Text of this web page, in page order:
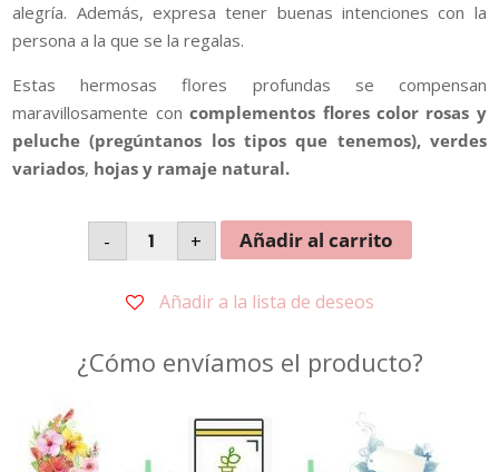
alegría. Además, expresa tener buenas intenciones con la
persona a la que se la regalas.
Estas hermosas flores profundas se compensan
maravillosamente concomplementos flores color rosas y
peluche (pregúntanos los tipos que tenemos), verdes
variados, hojas y ramaje natural.
-
Centro
Rosas
LUGO
cantidad
+ Añadir al carrito
Añadir a la lista de deseos
¿Cómo envíamos el producto?